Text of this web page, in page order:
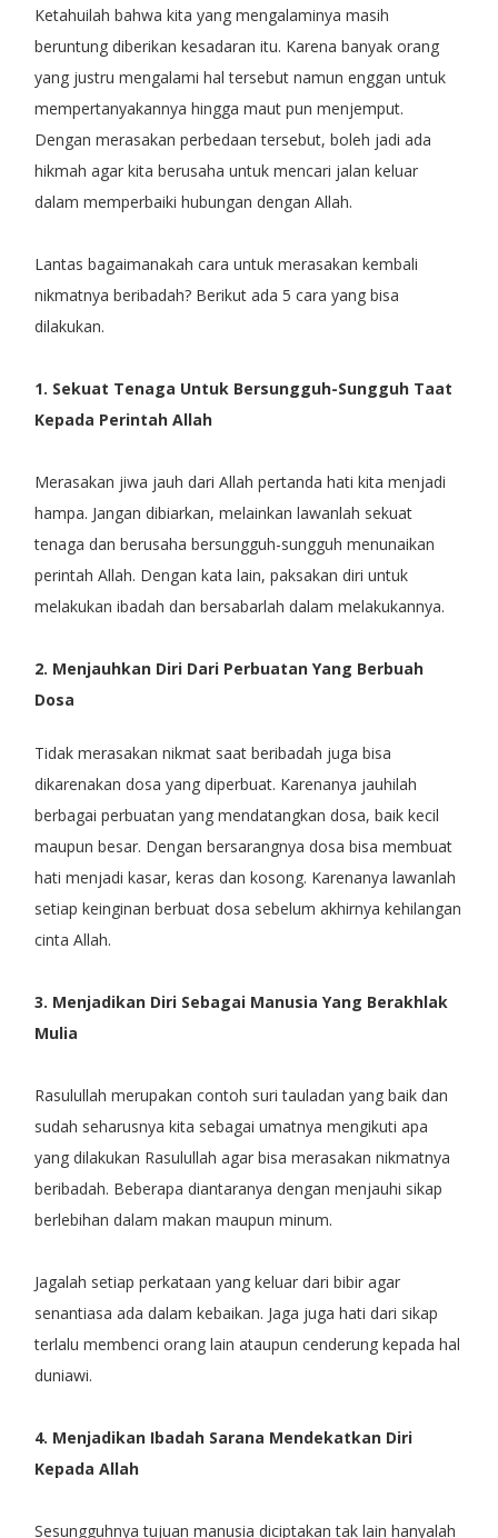
Ketahuilah bahwa kita yang mengalaminya masih
beruntung diberikan kesadaran itu. Karena banyak orang
yang justru mengalami hal tersebut namun enggan untuk
mempertanyakannya hingga maut pun menjemput.
Dengan merasakan perbedaan tersebut, boleh jadi ada
hikmah agar kita berusaha untuk mencari jalan keluar
dalam memperbaiki hubungan dengan Allah.
Lantas bagaimanakah cara untuk merasakan kembali
nikmatnya beribadah? Berikut ada 5 cara yang bisa
dilakukan.
1. Sekuat Tenaga Untuk Bersungguh-Sungguh Taat
Kepada Perintah Allah
Merasakan jiwa jauh dari Allah pertanda hati kita menjadi
hampa. Jangan dibiarkan, melainkan lawanlah sekuat
tenaga dan berusaha bersungguh-sungguh menunaikan
perintah Allah. Dengan kata lain, paksakan diri untuk
melakukan ibadah dan bersabarlah dalam melakukannya.
2. Menjauhkan Diri Dari Perbuatan Yang Berbuah
Dosa
Tidak merasakan nikmat saat beribadah juga bisa
dikarenakan dosa yang diperbuat. Karenanya jauhilah
berbagai perbuatan yang mendatangkan dosa, baik kecil
maupun besar. Dengan bersarangnya dosa bisa membuat
hati menjadi kasar, keras dan kosong. Karenanya lawanlah
setiap keinginan berbuat dosa sebelum akhirnya kehilangan
cinta Allah.
3. Menjadikan Diri Sebagai Manusia Yang Berakhlak
Mulia
Rasulullah merupakan contoh suri tauladan yang baik dan
sudah seharusnya kita sebagai umatnya mengikuti apa
yang dilakukan Rasulullah agar bisa merasakan nikmatnya
beribadah. Beberapa diantaranya dengan menjauhi sikap
berlebihan dalam makan maupun minum.
Jagalah setiap perkataan yang keluar dari bibir agar
senantiasa ada dalam kebaikan. Jaga juga hati dari sikap
terlalu membenci orang lain ataupun cenderung kepada hal
duniawi.
4. Menjadikan Ibadah Sarana Mendekatkan Diri
Kepada Allah
Sesungguhnya tujuan manusia diciptakan tak lain hanyalah